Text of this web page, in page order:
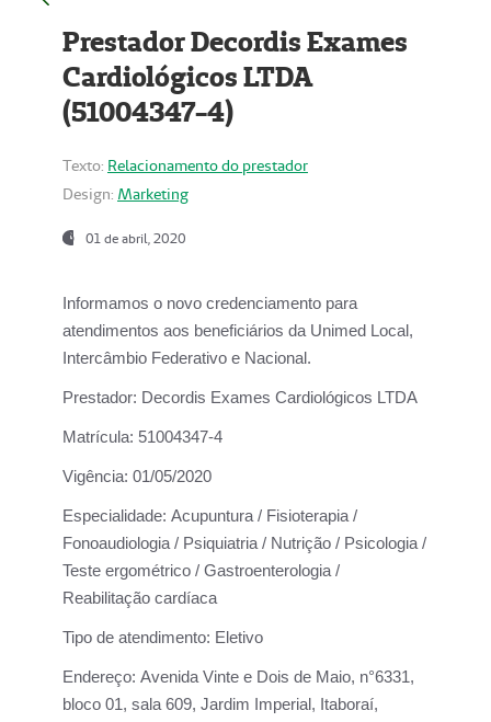
Prestador Decordis Exames
Cardiológicos LTDA
(51004347-4)
Texto: Relacionamento do prestador
Design: Marketing
01 de abril, 2020
Informamos o novo credenciamento para
atendimentos aos beneficiários da Unimed Local,
Intercâmbio Federativo e Nacional.
Prestador: Decordis Exames Cardiológicos LTDA
Matrícula: 51004347-4
Vigência: 01/05/2020
Especialidade: Acupuntura / Fisioterapia /
Fonoaudiologia / Psiquiatria / Nutrição / Psicologia /
Teste ergométrico / Gastroenterologia /
Reabilitação cardíaca
Tipo de atendimento: Eletivo
Endereço: Avenida Vinte e Dois de Maio, n°6331,
bloco 01, sala 609, Jardim Imperial, Itaboraí,